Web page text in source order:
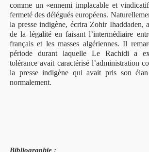
comme un «ennemi implacable et
fermeté des délégués européens.
la presse indigène, écrira Zohir Ihaddaden,
de la légalité en faisant l’intermédiaire
français et les masses algériennes. Il
période durant laquelle Le Rachidi a
tolérance avait caractérisé l’administration
la presse indigène qui avait pris son
normalement.
Bibliographie :